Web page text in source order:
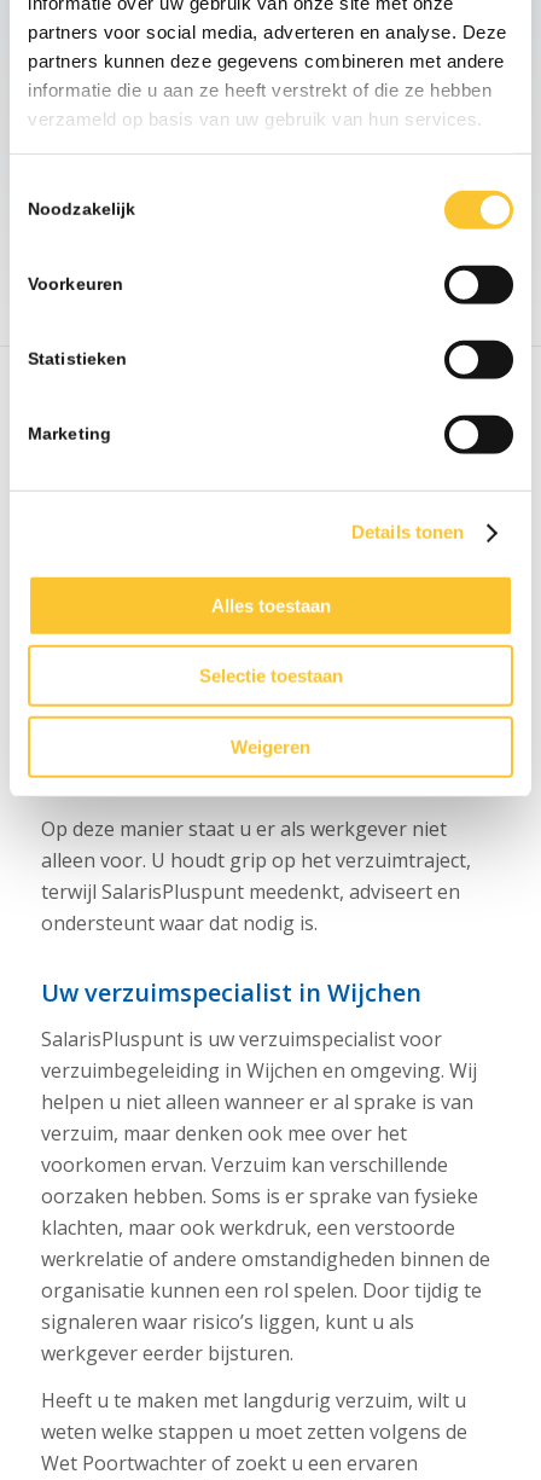
partners voor social media, adverteren en analyse. Deze
partners kunnen deze gegevens combineren met andere
informatie die u aan ze heeft verstrekt of die ze hebben
verzameld op basis van uw gebruik van hun services.
Noodzakelijk
Voorkeuren
Statistieken
Marketing
Details tonen
Alles toestaan
Selectie toestaan
Weigeren
Informatieplicht
arbeidsvoorwaarden
Mogelijk bent u nu eigenrisicodrager voor
..................
Onze ondersteuning bestaat onder
andere uit:
het voeren van correspondentie met de
het tijdig inzetten van de juiste externe
deskundigen;
het begeleiden van werkgever en werknemer
bij re-integratie;
het ondersteunen bij een eventuele WIA-
aanvraag.
Op deze manier staat u er als werkgever niet
alleen voor. U houdt grip op het verzuimtraject,
terwijl SalarisPluspunt meedenkt, adviseert en
ondersteunt waar dat nodig is.
Uw verzuimspecialist in Wijchen
SalarisPluspunt is uw verzuimspecialist voor
verzuimbegeleiding in Wijchen en omgeving. Wij
helpen u niet alleen wanneer er al sprake is van
verzuim, maar denken ook mee over het
voorkomen ervan. Verzuim kan verschillende
oorzaken hebben. Soms is er sprake van fysieke
klachten, maar ook werkdruk, een verstoorde
werkrelatie of andere omstandigheden binnen de
organisatie kunnen een rol spelen. Door tijdig te
signaleren waar risico’s liggen, kunt u als
werkgever eerder bijsturen.
Heeft u te maken met langdurig verzuim, wilt u
weten welke stappen u moet zetten volgens de
Wet Poortwachter of zoekt u een ervaren